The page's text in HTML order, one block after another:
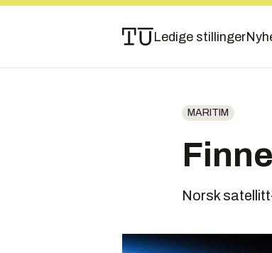
Ledige stillinger
MARITIM
Norsk